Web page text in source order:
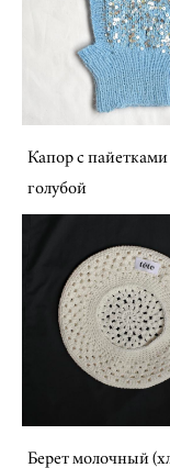
Капор с пайетками
голубой
Берет молочный